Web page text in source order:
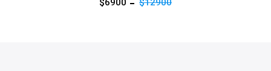
$6900 $12900